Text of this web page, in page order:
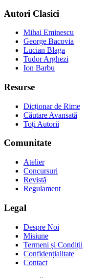
Autori Clasici
Mihai Eminescu
George Bacovia
Lucian Blaga
Tudor Arghezi
Ion Barbu
Resurse
Dicționar de Rime
Căutare Avansată
Toți Autorii
Comunitate
Atelier
Concursuri
Revistă
Regulament
Legal
Despre Noi
Misiune
Termeni și Condiții
Confidențialitate
Contact